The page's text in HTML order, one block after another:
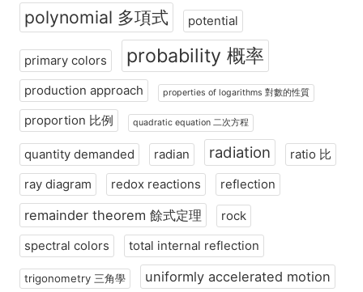
polynomial 多項式 potential
primary colors probability 概率
production approach properties of logarithms 對數的性質
proportion 比例 quadratic equation 二次方程
quantity demanded radian radiation
ratio 比
ray diagram
redox reactions reflection
remainder theorem 餘式定理
rock
spectral colors
total internal reflection
trigonometry 三角學 uniformly accelerated motion